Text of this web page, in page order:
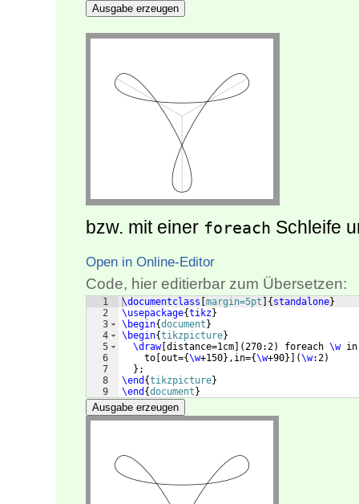
Ausgabe erzeugen
bzw. mit einer foreach Schleife
Open in Online-Editor
Code, hier editierbar zum Übersetzen:
1
2
3
4
5
6
7
8
9
\documentclass margin=5pt { standalone}
\usepackage{tikz}
\begin{document }
\begin{tikzpicture}
\draw[ distance=1cm (270:2) foreach \w
    to
out={\w+150} ,in={\w+90}] (\w:2)
} ;
\end {tikzpicture}
\end {document }
Ausgabe erzeugen